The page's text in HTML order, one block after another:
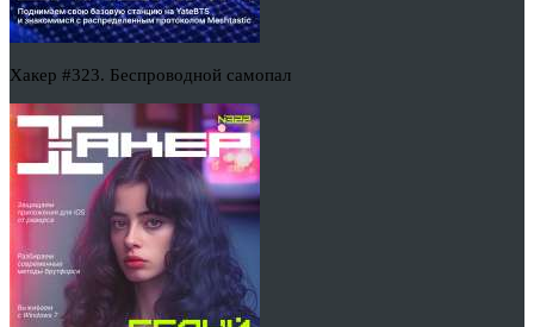
Хакер #323. Беспроводной самопал